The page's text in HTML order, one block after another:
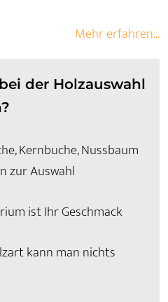
Mehr erfahren...
der Holzauswahl
Kernbuche, Nussbaum
zur Auswahl
ist Ihr Geschmack
kann man nichts